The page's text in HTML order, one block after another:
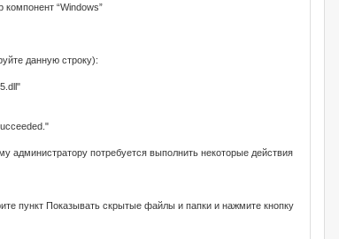
“Windows”
данную строку):
администратору потребуется выполнить некоторые действия
пункт Показывать скрытые файлы и папки и нажмите кнопку